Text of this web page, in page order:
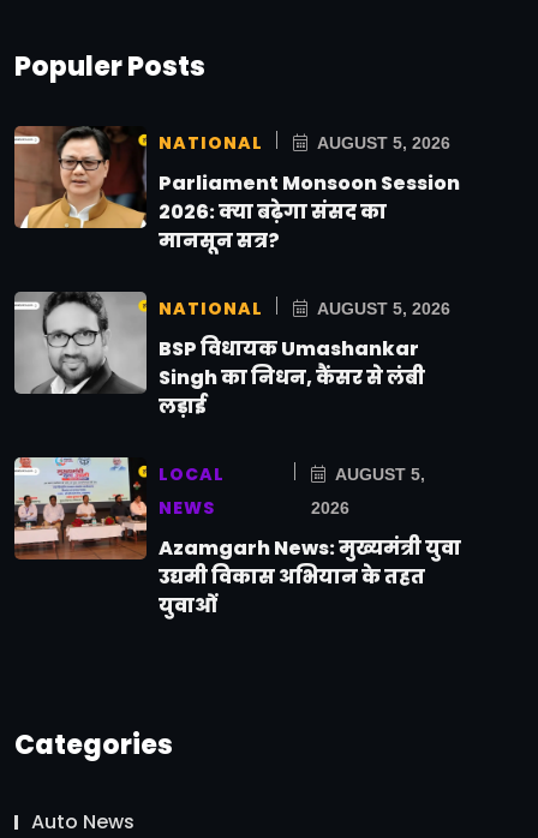
Populer Posts
NATIONAL AUGUST 5, 2026
Parliament Monsoon Session
2026: क्या बढ़ेगा संसद का
मानसून सत्र?
NATIONAL AUGUST 5, 2026
BSP विधायक Umashankar
Singh का निधन, कैंसर से लंबी
लड़ाई
LOCAL
NEWS
AUGUST 5,
2026
Azamgarh News: मुख्यमंत्री युवा
उद्यमी विकास अभियान के तहत
युवाओं
Categories
Auto News